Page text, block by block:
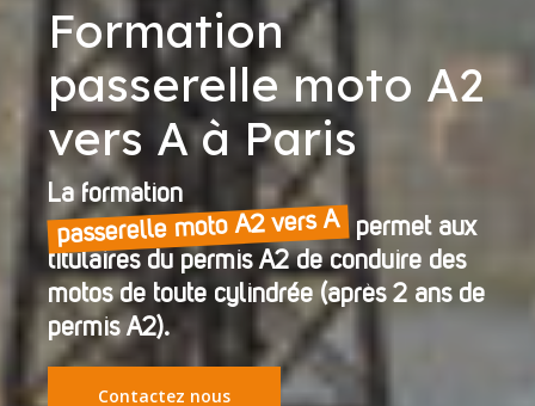
Formation
passerelle moto A2
vers A à Paris
La formation
passerelle moto A2 vers A permet aux
titulaires du permis A2 de conduire des
motos de toute cylindrée (après 2 ans de
permis A2).
Contactez nous